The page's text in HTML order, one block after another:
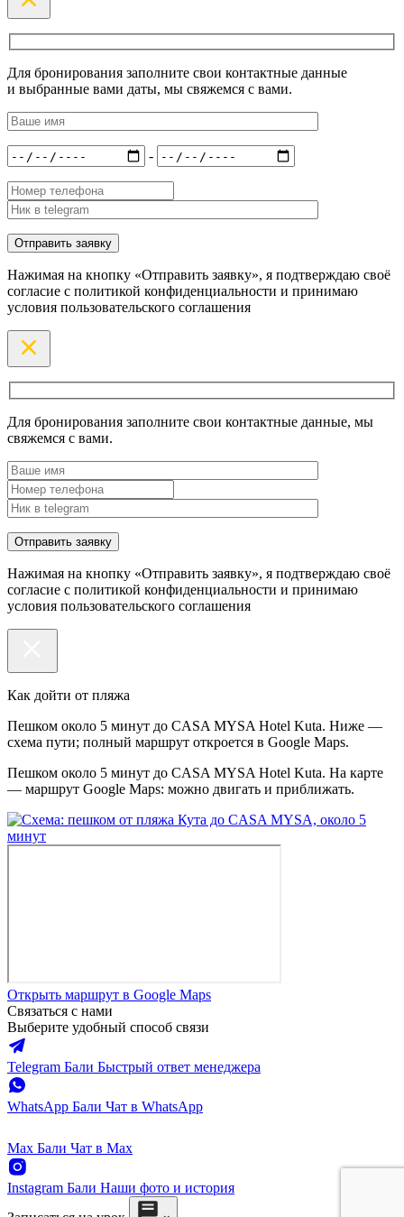
Для бронирования заполните свои контактные данные
и выбранные вами даты, мы свяжемся с вами.
-
Нажимая на кнопку «Отправить заявку», я подтверждаю своё
согласие с политикой конфиденциальности и принимаю
условия пользовательского соглашения
Для бронирования заполните свои контактные данные, мы
свяжемся с вами.
Нажимая на кнопку «Отправить заявку», я подтверждаю своё
согласие с политикой конфиденциальности и принимаю
условия пользовательского соглашения
Как дойти от пляжа
Пешком около 5 минут до CASA MYSA Hotel Kuta. Ниже —
схема пути; полный маршрут откроется в Google Maps.
Пешком около 5 минут до CASA MYSA Hotel Kuta. На карте
— маршрут Google Maps: можно двигать и приближать.
Открыть маршрут в Google Maps
Связаться с нами
Выберите удобный способ связи
Telegram Бали Быстрый ответ менеджера
WhatsApp Бали Чат в WhatsApp
Max Бали Чат в Max
Instagram Бали Наши фото и история